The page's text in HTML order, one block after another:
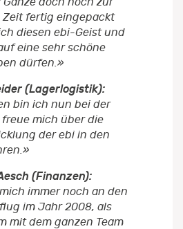
fertig eingepackt
diesen ebi-Geist und
eine sehr schöne
dürfen.»
(Lagerlogistik):
bin ich nun bei der
mich über die
der ebi in den
(Finanzen):
immer noch an den
im Jahr 2008, als
mit dem ganzen Team